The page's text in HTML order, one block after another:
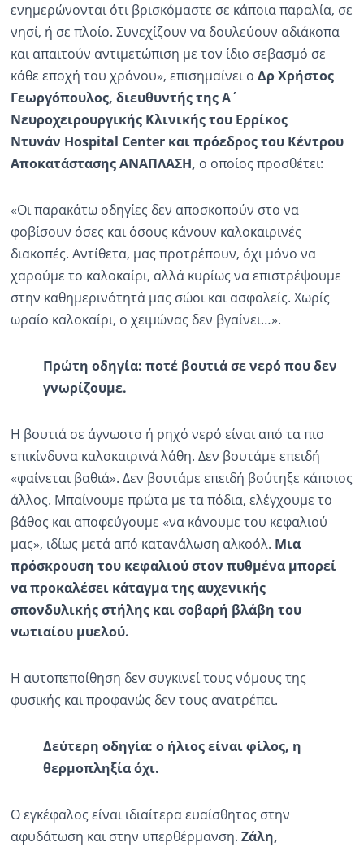
ενημερώνονται ότι βρισκόμαστε σε κάποια παραλία, σε
νησί, ή σε πλοίο. Συνεχίζουν να δουλεύουν αδιάκοπα
και απαιτούν αντιμετώπιση με τον ίδιο σεβασμό σε
κάθε εποχή του χρόνου», επισημαίνει ο Δρ Χρήστος
Γεωργόπουλος, διευθυντήςτης Α΄
Νευροχειρουργικής Κλινικής του Ερρίκος
Ντυνάν Hospital Centerκαιπρόεδρος του Κέντρου
Αποκατάστασης ΑΝΑΠΛΑΣΗ, ο οποίος προσθέτει:
«Οι παρακάτω οδηγίες δεν αποσκοπούν στο να
φοβίσουν όσες και όσους κάνουν καλοκαιρινές
διακοπές. Αντίθετα, μας προτρέπουν, όχι μόνο να
χαρούμε το καλοκαίρι, αλλά κυρίως να επιστρέψουμε
στην καθημερινότητά μας σώοι και ασφαλείς. Χωρίς
ωραίο καλοκαίρι, ο χειμώνας δεν βγαίνει…».
Πρώτη οδηγία: ποτέ βουτιά σε νερό που δεν
γνωρίζουμε.
Η βουτιά σε άγνωστο ή ρηχό νερό είναι από τα πιο
επικίνδυνα καλοκαιρινά λάθη. Δεν βουτάμε επειδή
«φαίνεται βαθιά». Δεν βουτάμε επειδή βούτηξε κάποιος
άλλος. Μπαίνουμε πρώτα με τα πόδια, ελέγχουμε το
βάθος και αποφεύγουμε «να κάνουμε του κεφαλιού
μας», ιδίως μετά από κατανάλωση αλκοόλ. Μια
πρόσκρουση του κεφαλιού στον πυθμένα μπορεί
να προκαλέσει κάταγμα της αυχενικής
σπονδυλικής στήλης καισοβαρή βλάβη του
νωτιαίου μυελού.
Η αυτοπεποίθηση δεν συγκινεί τους νόμους της
φυσικής και προφανώς δεν τους ανατρέπει.
Δεύτερη οδηγία: ο ήλιος είναι φίλος, η
θερμοπληξίαόχι.
Ο εγκέφαλος είναι ιδιαίτερα ευαίσθητος στην
αφυδάτωση και στην υπερθέρμανση. Ζάλη,